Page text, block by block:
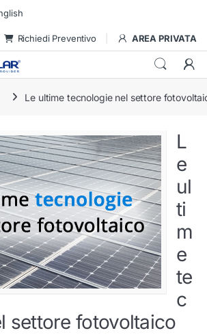
Richiedi Preventivo AREA PRIVATA
Le ultime tecnologie nel settore
L
e
ul
ti
m
e
te
c
settore fotovoltaico